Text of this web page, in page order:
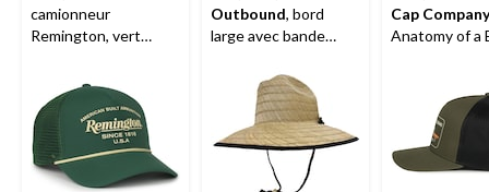
camionneur
Remington, vert
Outbound, bord
large avec bande
tailles variées
Cap Company
Anatomy of a